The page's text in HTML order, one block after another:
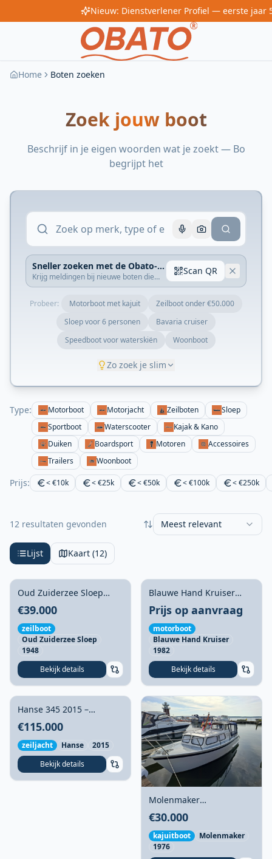
Home Boten zoeken
Zoek jouw boot
Beschrijf in je eigen woorden wat je zoekt — Bo
begrijpt het
Sneller zoeken met de Obato-app
Krijg meldingen bij nieuwe boten die
matchen met je zoekopdracht.
Scan QR
Probeer: Motorboot met kajuit
Zeilboot onder €50.000
Sloep voor 6 personen
Bavaria cruiser
Speedboot voor waterskiën
Woonboot
Zo zoek je slim
Type: Motorboot Motorjacht Zeilboten
Sloep
Sportboot
Waterscooter
Kajak & Kano
Duiken
Boardsport Motoren
Accessoires
Trailers
Woonboot
Prijs: < €10k < €25k < €50k < €100k < €250k
12 resultaten gevonden Meest relevant
Lijst Kaart (12)
Foto niet beschikbaar
Oud Zuiderzee Sloep
Historisch Lemster
Visserijschip
€39.000
zeilboot
Oud Zuiderzee Sloep
1948
Bekijk details
Foto niet beschikbaar
Blauwe Hand Kruiser
11.00
Prijs op aanvraag
motorboot
Blauwe Hand Kruiser
1982
Bekijk details
Foto niet beschikbaar
Hanse 345 2015 –
Zelfkerend en vaarklaar
€115.000
zeiljacht Hanse
2015
Bekijk details
Molenmaker
Mantelkruiser 1976 –
compleet gerenoveerd en
direct vaarklaar
€30.000
kajuitboot
Molenmaker
1976